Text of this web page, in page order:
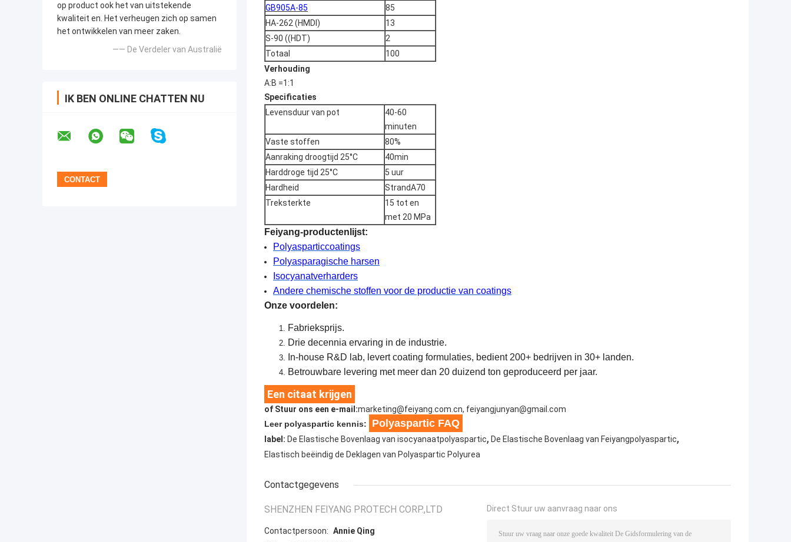
op product ook het van uitstekende
kwaliteit en. Het verheugen zich op samen
het ontwikkelen van meer zaken.
—— De Verdeler van Australië
IK BEN ONLINE CHATTEN NU
GB905A-85
85
HA-262 (HMDI)
13
S-90 ((HDT)
2
Totaal
100
Verhouding
A:B =1:1
Specificaties
Levensduur van pot
40-60
minuten
Vaste stoffen
80%
Aanraking droogtijd 25°C
40min
Harddroge tijd 25°C
5 uur
Hardheid
StrandA70
Treksterkte
15 tot en
met 20 MPa
Feiyang-productenlijst:
Polyasparticcoatings
Polyasparagische harsen
Isocyanatverharders
Andere chemische stoffen voor de productie van coatings
Onze voordelen:
Fabrieksprijs.
Drie decennia ervaring in de industrie.
In-house R&D lab, levert coating formulaties, bedient 200+ bedrijven in 30+ landen.
Betrouwbare levering met meer dan 20 duizend ton geproduceerd per jaar.
Een citaat krijgen
of Stuur ons een e-mail:marketing@feiyang.com.cn, feiyangjunyan@gmail.com
Leer polyaspartic kennis:
Polyaspartic FAQ
label: De Elastische Bovenlaag van isocyanaatpolyaspartic, De Elastische Bovenlaag van Feiyangpolyaspartic,
Elastisch beëindig de Deklagen van Polyaspartic Polyurea
Contactgegevens
SHENZHEN FEIYANG PROTECH CORP.,LTD
Contactpersoon: Annie Qing
Direct Stuur uw aanvraag naar ons